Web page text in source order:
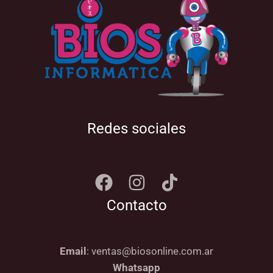
Redes sociales
Contacto
Email: ventas@biosonline.com.ar
Whatsapp